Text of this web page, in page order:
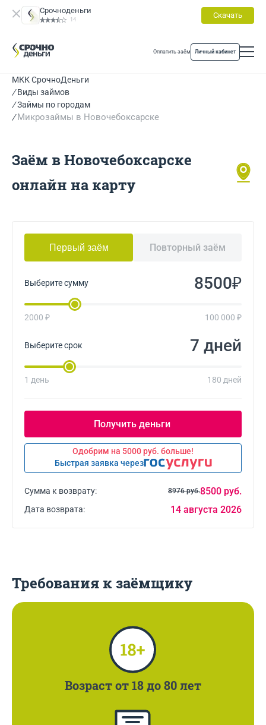
Срочноденьги
14 Скачать
Оплатить заём Личный кабинет
МКК СрочноДеньги
Виды займов
Займы по городам
Микрозаймы в Новочебоксарске
Заём в Новочебоксарске
онлайн на карту
Первый заём Повторный заём
Выберите сумму ₽
2000 ₽ 100 000 ₽
Выберите срок дней
1 день 180 дней
Одобрим на 5000 руб. больше!
Быстрая заявка через
Сумма к возврату: 8500 руб.
8976 руб.
Дата возврата: 14 августа 2026
Требования к заёмщику
Возрастот 18 до 80 лет